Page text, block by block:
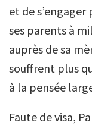
et de
ses parents à
auprès de sa
souffrent plus
à la pensée
Faute de visa,